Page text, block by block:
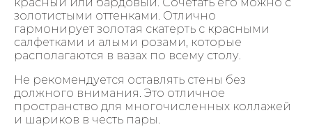
золотистыми оттенками. Отлично
гармонирует золотая скатерть с красными
салфетками и алыми розами, которые
располагаются в вазах по всему столу.
Не рекомендуется оставлять стены без
должного внимания. Это отличное
пространство для многочисленных коллажей
и шариков в честь пары.